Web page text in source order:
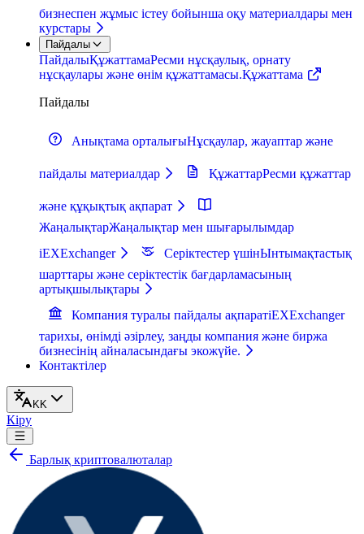
бизнеспен жұмыс істеу бойынша оқу материалдары мен
курстары
Пайдалы
ПайдалыҚұжаттамаРесми нұсқаулық, орнату
нұсқаулары және өнім құжаттамасы.Құжаттама
Пайдалы
Анықтама орталығыНұсқаулар, жауаптар және
пайдалы материалдар ҚұжаттарРесми құжаттар
және құқықтық ақпарат
ЖаңалықтарЖаңалықтар мен шығарылымдар
iEXExchanger
Серіктестер үшінЫнтымақтастық
шарттары және серіктестік бағдарламасының
артықшылықтары
Компания туралы пайдалы ақпаратiEXExchanger
тарихы, өнімді әзірлеу, заңды компания және биржа
бизнесінің айналасындағы экожүйе.
Контактілер
KK
Кіру
Барлық криптовалюталар